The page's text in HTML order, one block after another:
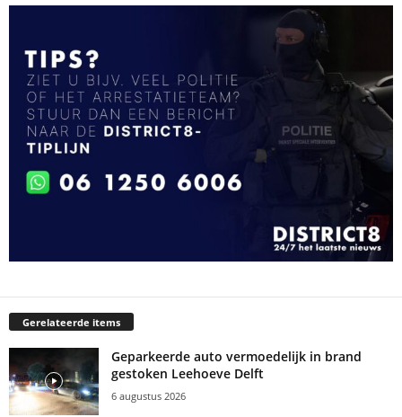
Gerelateerde items
Geparkeerde auto vermoedelijk in brand
gestoken Leehoeve Delft
6 augustus 2026